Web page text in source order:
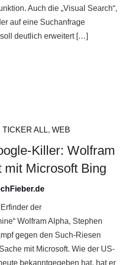
Auch die „Visual Search“,
auf eine Suchanfrage
deutlich erweitert […]
TICKER ALL, WEB
Killer: Wolfram
mit Microsoft Bing
der
Wolfram Alpha, Stephen
gegen den Such-Riesen
mit Microsoft. Wie der US-
bekanntgegeben hat, hat er